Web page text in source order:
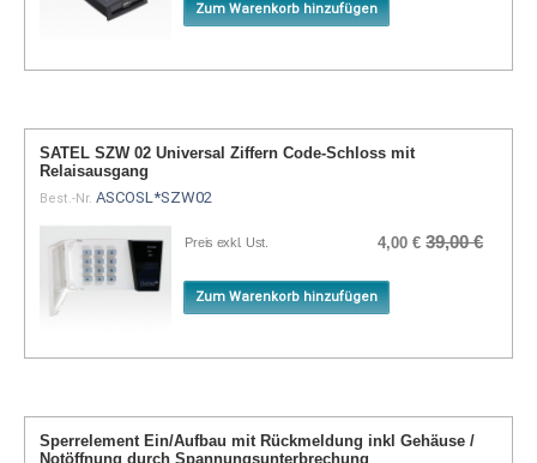
Zum Warenkorb hinzufügen
SATEL SZW 02 Universal Ziffern Code-Schloss mit
Relaisausgang
Best.-Nr. ASCOSL*SZW02
Preis exkl. Ust. 4,00 € 39,00 €
Zum Warenkorb hinzufügen
Sperrelement Ein/Aufbau mit Rückmeldung inkl Gehäuse /
Notöffnung durch Spannungsunterbrechung